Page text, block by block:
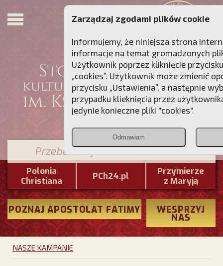
Przebudźmy sumienia Polaków!
Polonia
Christiana
PCh24.pl
Przymierze
z Maryją
POZNAJ APOSTOLAT FATIMY WESPRZYJ
NAS
NASZE KAMPANIE
Zarządzaj zgodami plików cookie
Informujemy, że niniejsza strona
informacje na temat gromadzonych
Użytkownik poprzez kliknięcie
„cookies”. Użytkownik może zmienić
przycisku „Ustawienia”, a następnie
przypadku klieknięcia przez
jedynie konieczne pliki "cookies".
Odmawiam